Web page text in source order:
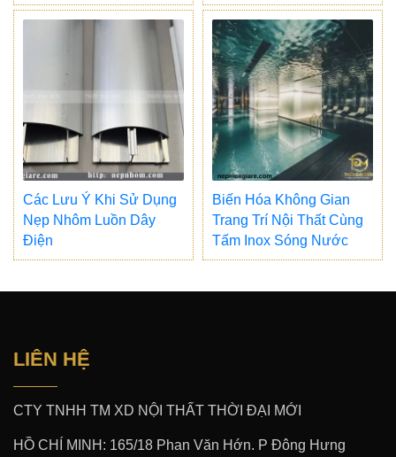
Các Lưu Ý Khi Sử Dụng
Nẹp Nhôm Luồn Dây
Điện
Biến Hóa Không Gian
Trang Trí Nội Thất Cùng
Tấm Inox Sóng Nước
LIÊN HỆ
CTY TNHH TM XD NỘI THẤT THỜI ĐẠI MỚI
HỒ CHÍ MINH: 165/18 Phan Văn Hớn. P Đông Hưng